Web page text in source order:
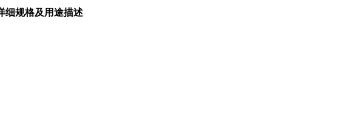
细规格及用途描述